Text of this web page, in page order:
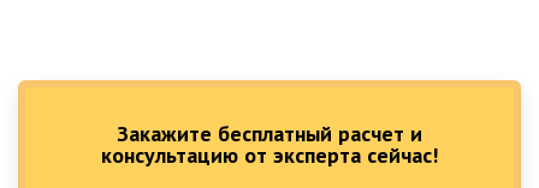
Закажите бесплатный расчет и
консультацию от эксперта сейчас!